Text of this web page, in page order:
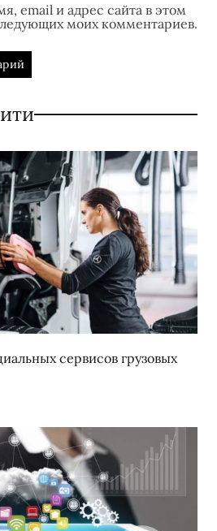
email и адрес сайта в этом
моих комментариев.
сервисов грузовых